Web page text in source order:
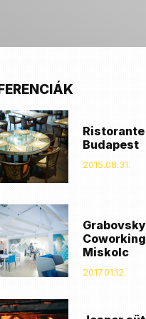
Budapest
2015.08.31.
Grabovsky
Miskolc
2017.01.12.